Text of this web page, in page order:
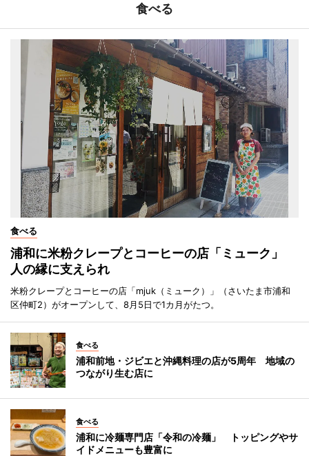
食べる
食べる
浦和に米粉クレープとコーヒーの店「ミューク」
人の縁に支えられ
米粉クレープとコーヒーの店「mjuk（ミューク）」（さいたま市浦和
区仲町2）がオープンして、8月5日で1カ月がたつ。
食べる
浦和前地・ジビエと沖縄料理の店が5周年 地域の
つながり生む店に
食べる
浦和に冷麺専門店「令和の冷麺」 トッピングやサ
イドメニューも豊富に